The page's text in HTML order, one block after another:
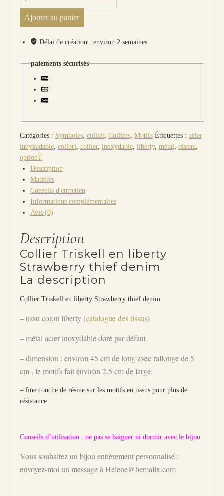
de
Collier
Triskell
Strawberry
Ajouter au panier
Délai de création : environ 2 semaines
paiements sécurisés
Catégories : Symboles, collier, Colliers, Motifs Étiquettes : acier
inoyxadable, colibri collier, inoxydable, liberty, métal oiseau
optionT
Description
Matières
Conseils d'entretien
Informations complémentaires
Avis (0)
Description
Collier Triskell en liberty
Strawberry thief denim
La description
Collier Triskell en liberty Strawberry thief denim
– tissu coton liberty (catalogue des tissus)
– métal acier inoxydable doré par défaut
– dimension : environ 45 cm de long avec rallonge de 5
cm , le motifs fait environ 2.5 cm de large
– fine couche de résine sur les motifs en tissus pour plus de
résistance
Conseils d’utilisation : ne pas se baigner ni dormir avec le bijou
Vous souhaitez un bijou entièrement personnalisé :
envoyez-moi un message à Helene@bemalix.com